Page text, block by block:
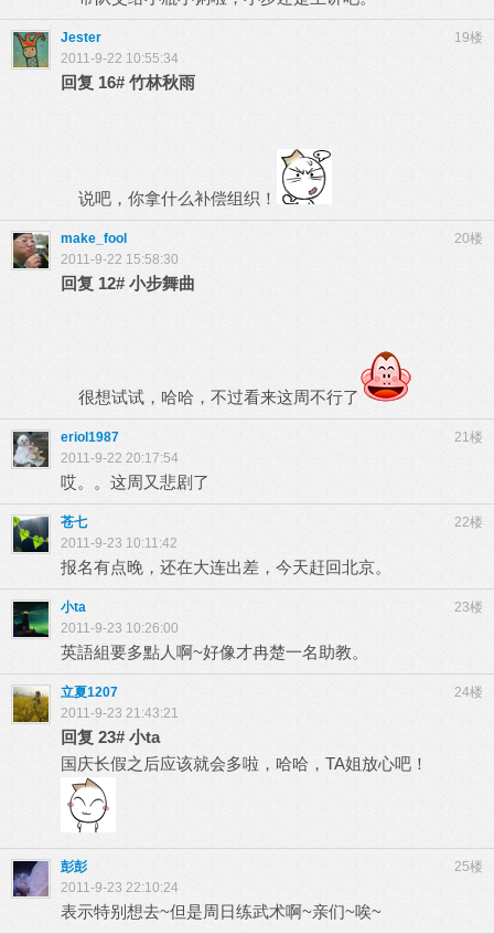
19楼
Jester
2011-9-22 10:55:34
回复 16# 竹林秋雨
说吧，你拿什么补偿组织！
20楼
make_fool
2011-9-22 15:58:30
回复 12# 小步舞曲
很想试试，哈哈，不过看来这周不行了
21楼
eriol1987
2011-9-22 20:17:54
哎。。这周又悲剧了
22楼
苍七
2011-9-23 10:11:42
报名有点晚，还在大连出差，今天赶回北京。
23楼
小ta
2011-9-23 10:26:00
英語組要多點人啊~好像才冉楚一名助教。
24楼
立夏1207
2011-9-23 21:43:21
回复 23# 小ta
国庆长假之后应该就会多啦，哈哈，TA姐放心吧！
25楼
彭彭
2011-9-23 22:10:24
表示特别想去~但是周日练武术啊~亲们~唉~